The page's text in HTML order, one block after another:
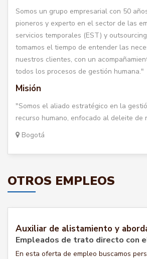
Somos un grupo empresarial con 50
pioneros y experto en el sector de las
servicios temporales (EST) y
tomamos el tiempo de entender las
nuestros clientes, con un
todos los procesos de gestión humana."
Misión
"Somos el aliado estratégico en la
recurso humano, enfocado al deleite de
Bogotá
OTROS EMPLEOS
Auxiliar de alistamiento y
Empleados de trato directo con
En esta oferta de empleo buscamos